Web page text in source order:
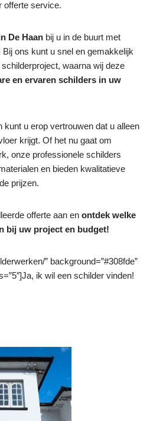
offerte service.
De Haan bij u in de buurt met
Bij ons kunt u snel en gemakkelijk
waarna wij deze
en ervaren schilders in uw
kunt u erop vertrouwen dat u alleen
krijgt. Of het nu gaat om
onze professionele schilders
en bieden kwalitatieve
prijzen.
offerte aan en ontdek welke
bij uw project en budget!
” background=”#308fde”
ik wil een schilder vinden!